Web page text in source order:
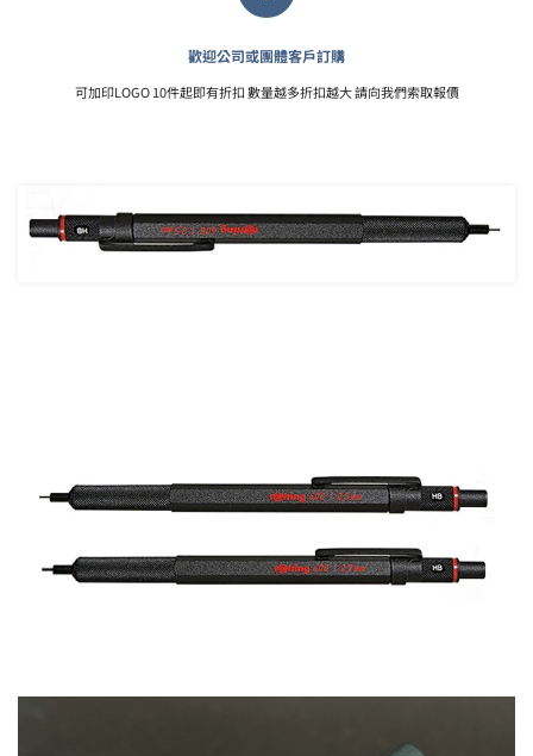
歡迎公司或團體客戶訂購
可加印LOGO 10件起即有折扣 數量越多折扣越大 請向我們索取報價